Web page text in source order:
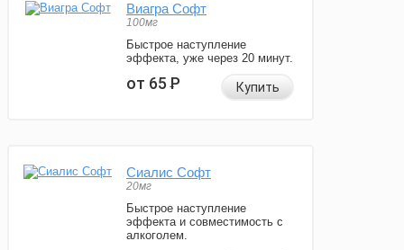
Виагра Софт
100мг
Быстрое наступление
эффекта, уже через 20 минут.
от 65Р Купить
Сиалис Софт
20мг
Быстрое наступление
эффекта и совместимость с
алкоголем.